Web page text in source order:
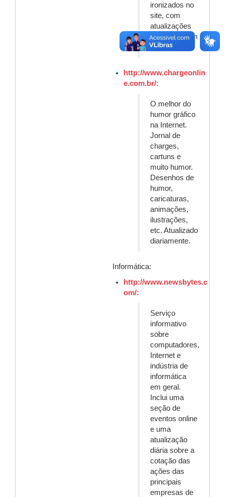
ironizados no
site, com
atualizações
semanais. Em
inglês.
http://www.chargeonlin
e.com.br/:
O melhor do
humor gráfico
na Internet.
Jornal de
charges,
cartuns e
muito humor.
Desenhos de
humor,
caricaturas,
animações,
ilustrações,
etc. Atualizado
diariamente.
Informática:
http://www.newsbytes.c
om/:
Serviço
informativo
sobre
computadores,
Internet e
indústria de
informática
em geral.
Inclui uma
seção de
eventos online
e uma
atualização
diária sobre a
cotação das
ações das
principais
empresas de